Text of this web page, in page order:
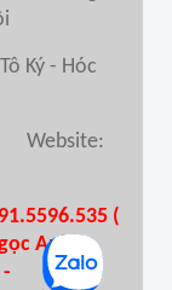
Ký - Hóc
Website:
(
Anh)